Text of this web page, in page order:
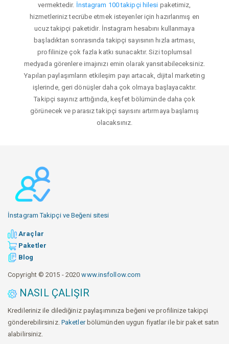
vermektedir. İnstagram 100 takipçi hilesi paketimiz,
hizmetleriniz tecrübe etmek isteyenler için hazırlanmış en
ucuz takipçi paketidir. İnstagram hesabını kullanmaya
başladıktan sonrasında takipçi sayısının hızla artması,
profilinize çok fazla katkı sunacaktır. Sizi toplumsal
medyada görenlere imajınızı emin olarak yansıtabileceksiniz.
Yapılan paylaşımların etkileşim payı artacak, dijital marketing
işlerinde, geri dönüşler daha çok olmaya başlayacaktır.
Takipçi sayınız arttığında, keşfet bölümünde daha çok
görünecek ve parasız takipçi sayısını artırmaya başlamış
olacaksınız.
İnstagram Takipçi ve Beğeni sitesi
Araçlar
Paketler
Blog
Copyright © 2015 - 2020www.insfollow.com
NASIL ÇALIŞIR
Kredileriniz ile dilediğiniz paylaşımınıza beğeni ve profilinize takipçi
gönderebilirsiniz. Paketlerbölümünden uygun fiyatlar ile bir paket satın
alabilirsiniz.